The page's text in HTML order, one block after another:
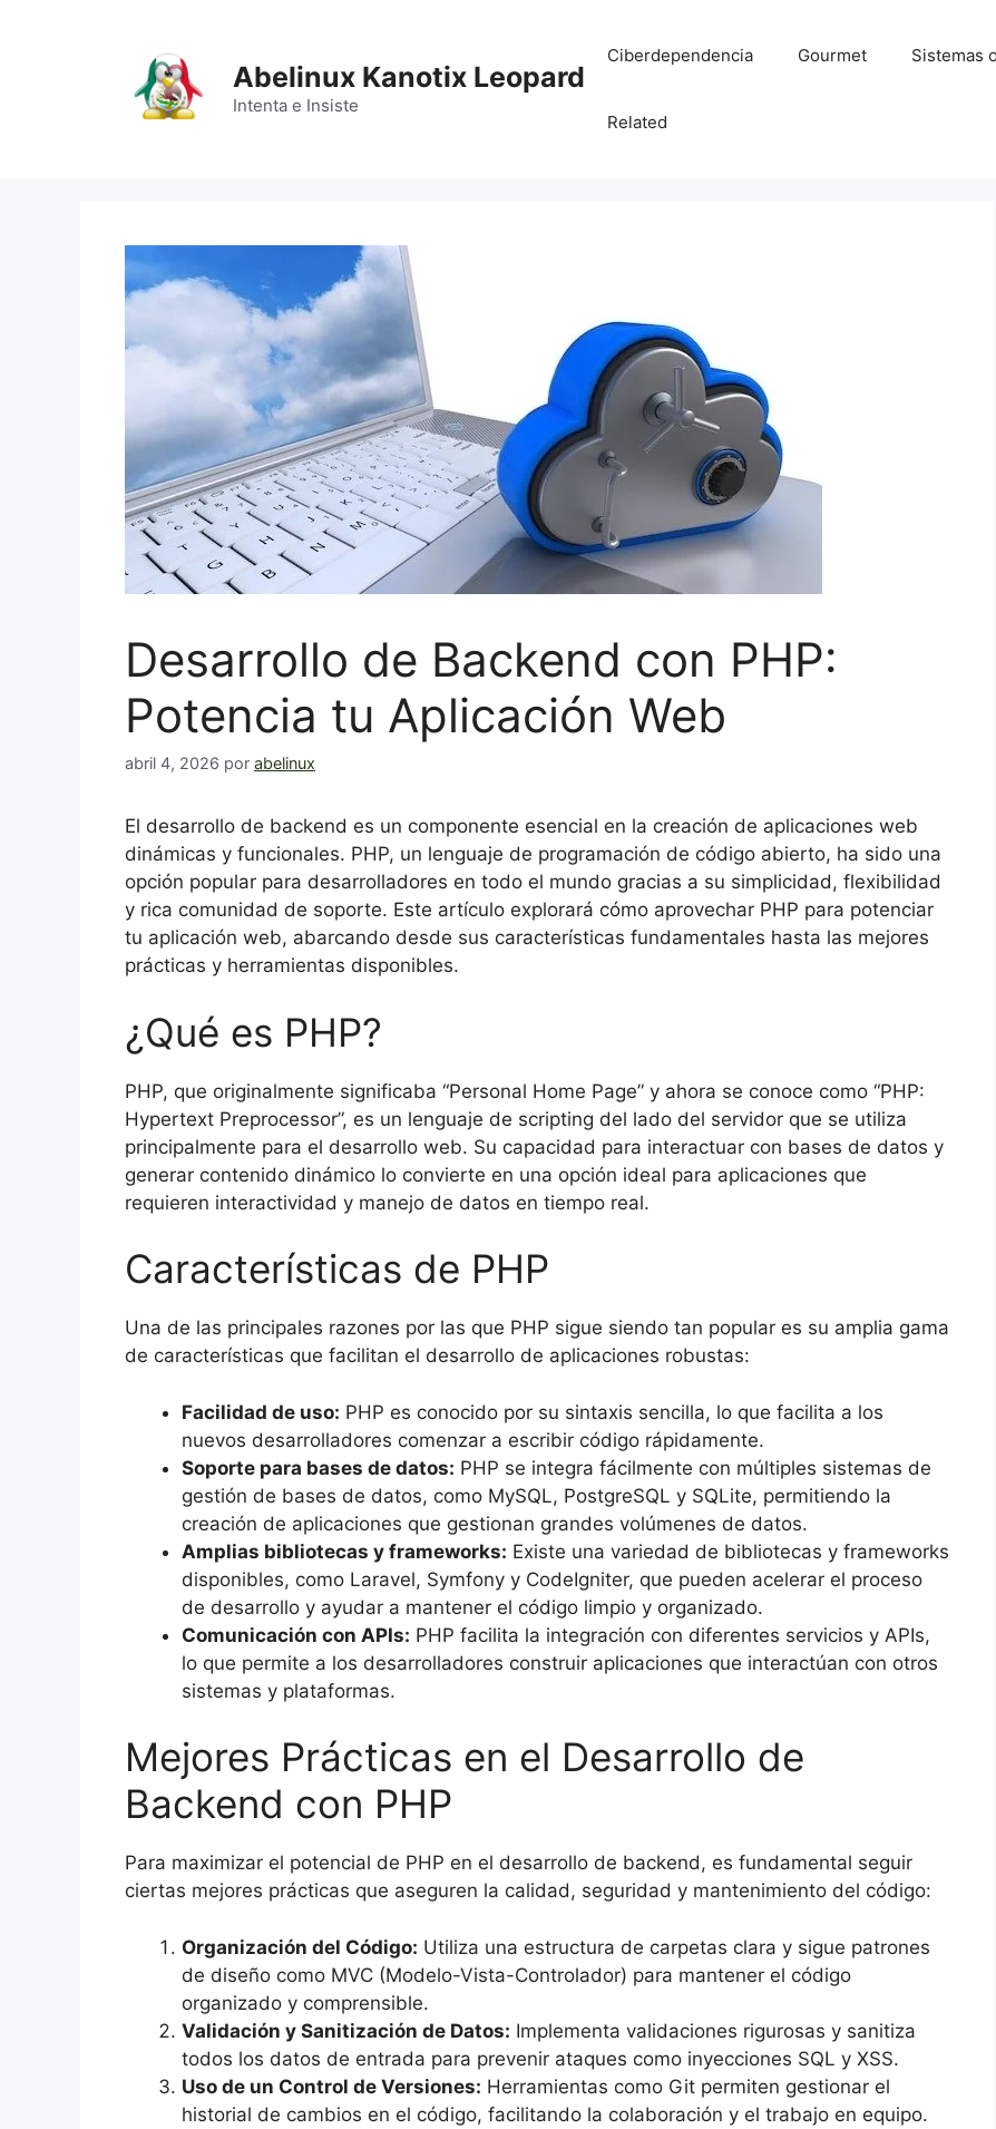
Abelinux Kanotix Leopard
Intenta e Insiste
Ciberdependencia Gourmet Sistemas
Related
Desarrollo de Backend con PHP:
Potencia tu Aplicación Web
abril 4, 2026 por abelinux
El desarrollo de backend es un componente esencial en la creación de aplicaciones web
dinámicas y funcionales. PHP, un lenguaje de programación de código abierto, ha sido una
opción popular para desarrolladores en todo el mundo gracias a su simplicidad, flexibilidad
y rica comunidad de soporte. Este artículo explorará cómo aprovechar PHP para potenciar
tu aplicación web, abarcando desde sus características fundamentales hasta las mejores
prácticas y herramientas disponibles.
¿Qué es PHP?
PHP, que originalmente significaba “Personal Home Page” y ahora se conoce como “PHP:
Hypertext Preprocessor”, es un lenguaje de scripting del lado del servidor que se utiliza
principalmente para el desarrollo web. Su capacidad para interactuar con bases de datos y
generar contenido dinámico lo convierte en una opción ideal para aplicaciones que
requieren interactividad y manejo de datos en tiempo real.
Características de PHP
Una de las principales razones por las que PHP sigue siendo tan popular es su amplia gama
de características que facilitan el desarrollo de aplicaciones robustas:
Facilidad de uso: PHP es conocido por su sintaxis sencilla, lo que facilita a los
nuevos desarrolladores comenzar a escribir código rápidamente.
Soporte para bases de datos: PHP se integra fácilmente con múltiples sistemas de
gestión de bases de datos, como MySQL, PostgreSQL y SQLite, permitiendo la
creación de aplicaciones que gestionan grandes volúmenes de datos.
Amplias bibliotecas y frameworks: Existe una variedad de bibliotecas y frameworks
disponibles, como Laravel, Symfony y CodeIgniter, que pueden acelerar el proceso
de desarrollo y ayudar a mantener el código limpio y organizado.
Comunicación con APIs: PHP facilita la integración con diferentes servicios y APIs,
lo que permite a los desarrolladores construir aplicaciones que interactúan con otros
sistemas y plataformas.
Mejores Prácticas en el Desarrollo de
Backend con PHP
Para maximizar el potencial de PHP en el desarrollo de backend, es fundamental seguir
ciertas mejores prácticas que aseguren la calidad, seguridad y mantenimiento del código:
Organización del Código: Utiliza una estructura de carpetas clara y sigue patrones
de diseño como MVC (Modelo-Vista-Controlador) para mantener el código
organizado y comprensible.
Validación y Sanitización de Datos: Implementa validaciones rigurosas y sanitiza
todos los datos de entrada para prevenir ataques como inyecciones SQL y XSS.
Uso de un Control de Versiones: Herramientas como Git permiten gestionar el
historial de cambios en el código, facilitando la colaboración y el trabajo en equipo.